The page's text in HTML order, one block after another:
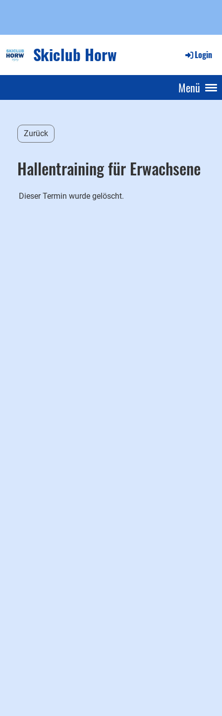
Skiclub Horw Login
Menü
Zurück
Hallentraining für Erwachsene
Dieser Termin wurde gelöscht.